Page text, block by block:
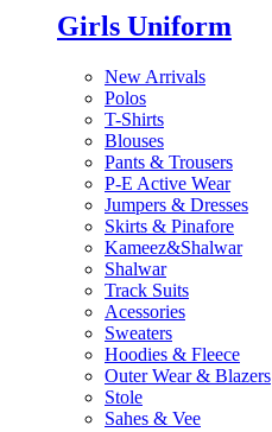
Girls Uniform
New Arrivals
Polos
T-Shirts
Blouses
Pants & Trousers
P-E Active Wear
Jumpers & Dresses
Skirts & Pinafore
Kameez&Shalwar
Shalwar
Track Suits
Acessories
Sweaters
Hoodies & Fleece
Outer Wear & Blazers
Stole
Sahes & Vee